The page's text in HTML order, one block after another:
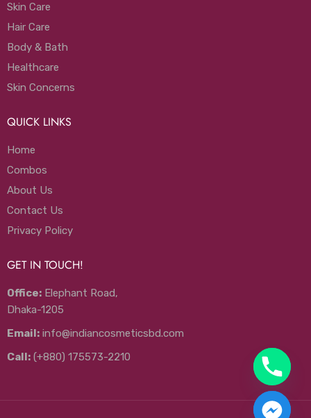
Skin Care
Hair Care
Body & Bath
Healthcare
Skin Concerns
QUICK LINKS
Home
Combos
About Us
Contact Us
Privacy Policy
GET IN TOUCH!
Office: Elephant Road,
Dhaka-1205
Email: info@indiancosmeticsbd.com
Call: (+880) 175573-2210